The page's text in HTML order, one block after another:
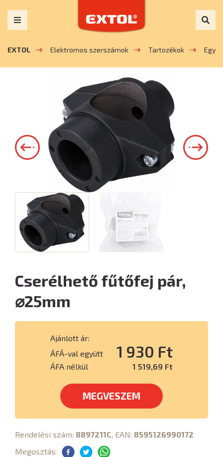
EXTOL Elektromos szerszámok Tartozékok
Cserélhető fűtőfej pár,
⌀25mm
Ajánlott ár:
ÁFÁ-val együtt
1 930 Ft
ÁFA nélkül 1 519,69 Ft
MEGVESZEM
Rendelési szám: 8897211C, EAN: 8595126990172
Megosztás: